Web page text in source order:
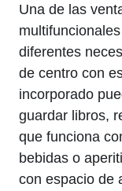
Una de las
diferentes⁢
de‌ centro con
incorporado‍
guardar libros,
que funciona
bebidas o
con espacio de